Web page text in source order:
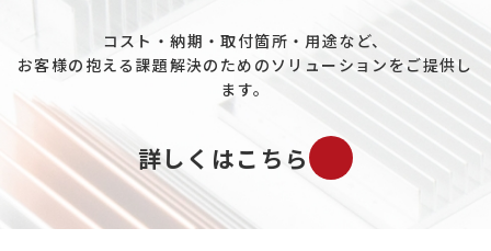
ペルチェ素子について
工場ユーティリティ配管について
既設プラントの配管冷却について
バイオマス市場について
ガスについて
コスト・納期・取付箇所・用途など、
お客様の抱える課題解決のためのソリューションをご提供し
ます。
詳しくはこちら